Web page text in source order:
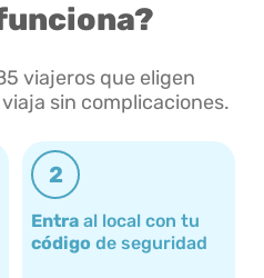
viajeros que eligen
sin complicaciones.
2
Entra al local con tu
código de seguridad